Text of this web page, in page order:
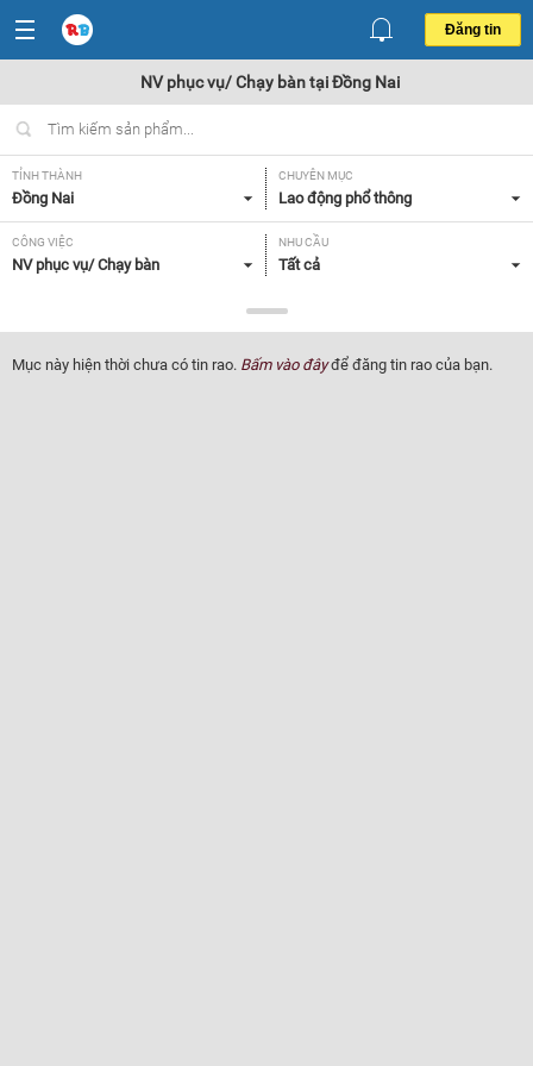
Đăng tin
NV phục vụ/ Chạy bàn tại Đồng Nai
TỈNH THÀNH
Đồng Nai
CHUYÊN MỤC
Lao động phổ thông
CÔNG VIỆC
NV phục vụ/ Chạy bàn
NHU CẦU
Tất cả
Tất cả
Mục này hiện thời chưa có tin rao. Bấm vào đâyđể đăng tin rao của bạn.